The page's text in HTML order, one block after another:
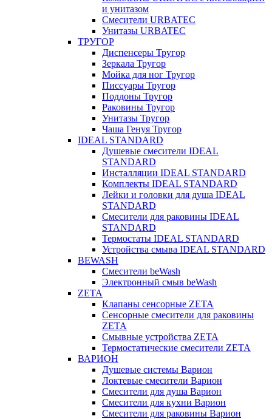
и унитазом
Смесители URBATEC
Унитазы URBATEC
ТРУГОР
Диспенсеры Тругор
Зеркала Тругор
Мойка для ног Тругор
Писсуары Тругор
Поддоны Тругор
Раковины Тругор
Унитазы Тругор
Чаша Генуя Тругор
IDEAL STANDARD
Душевые смесители IDEAL
STANDARD
Инсталляции IDEAL STANDARD
Комплекты IDEAL STANDARD
Лейки и головки для душа IDEAL
STANDARD
Смесители для раковины IDEAL
STANDARD
Термостаты IDEAL STANDARD
Устройства смыва IDEAL STANDARD
BEWASH
Смесители beWash
Электронный смыв beWash
ZETA
Клапаны сенсорные ZETA
Сенсорные смесители для раковины
ZETA
Смывные устройства ZETA
Термостатические смесители ZETA
ВАРИОН
Душевые системы Варион
Локтевые смесители Варион
Смесители для душа Варион
Смесители для кухни Варион
Смесители для раковины Варион